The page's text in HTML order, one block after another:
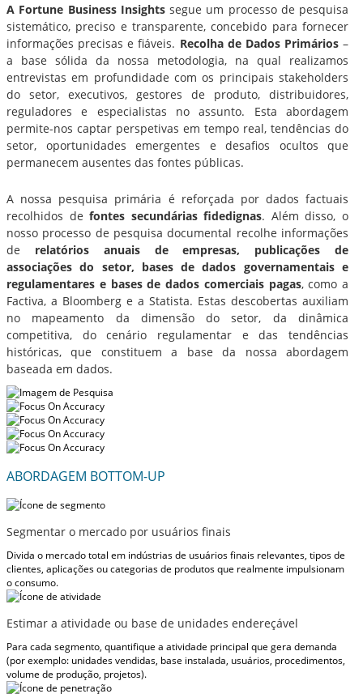
A Fortune Business Insightssegue um processo de pesquisa
sistemático, preciso e transparente, concebido para fornecer
informações precisas e fiáveis. Recolha de Dados Primários–
a base sólida da nossa metodologia, na qual realizamos
entrevistas em profundidade com os principais stakeholders
do setor, executivos, gestores de produto, distribuidores,
reguladores e especialistas no assunto. Esta abordagem
permite-nos captar perspetivas em tempo real, tendências do
setor, oportunidades emergentes e desafios ocultos que
permanecem ausentes das fontes públicas.
A nossa pesquisa primária é reforçada por dados factuais
recolhidos defontes secundárias fidedignas. Além disso, o
nosso processo de pesquisa documental recolhe informações
de relatórios anuais de empresas, publicações de
associações do setor, bases de dados governamentais e
regulamentares e bases de dados comerciais pagas, como a
Factiva, a Bloomberg e a Statista. Estas descobertas auxiliam
no mapeamento da dimensão do setor, da dinâmica
competitiva, do cenário regulamentar e das tendências
históricas, que constituem a base da nossa abordagem
baseada em dados.
ABORDAGEM BOTTOM-UP
Segmentar o mercado por usuários finais
Divida o mercado total em indústrias de usuários finais relevantes, tipos de
clientes, aplicações ou categorias de produtos que realmente impulsionam
o consumo.
Estimar a atividade ou base de unidades endereçável
Para cada segmento, quantifique a atividade principal que gera demanda
(por exemplo: unidades vendidas, base instalada, usuários, procedimentos,
volume de produção, projetos).